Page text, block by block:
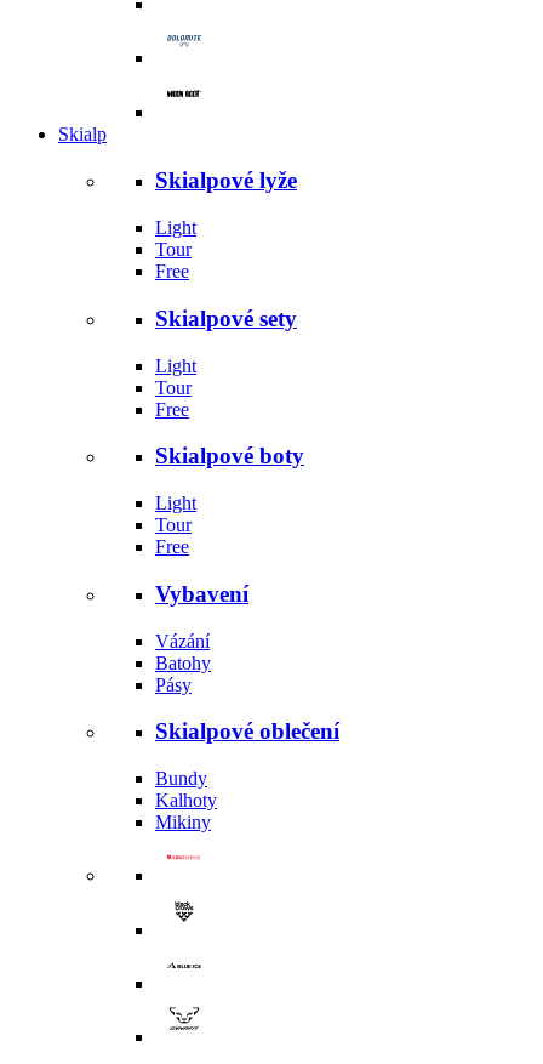
Skialp
Skialpové lyže
Light
Tour
Free
Skialpové sety
Light
Tour
Free
Skialpové boty
Light
Tour
Free
Vybavení
Vázání
Batohy
Pásy
Skialpové oblečení
Bundy
Kalhoty
Mikiny